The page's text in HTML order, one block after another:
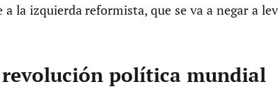
la izquierda reformista, que se va a negar a
política mundial